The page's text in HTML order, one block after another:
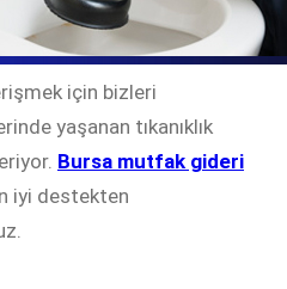
için bizleri
yaşanan tıkanıklık
Bursa mutfak gideri
iyi destekten